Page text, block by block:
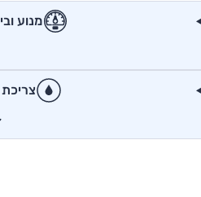
מנוע
צריכת